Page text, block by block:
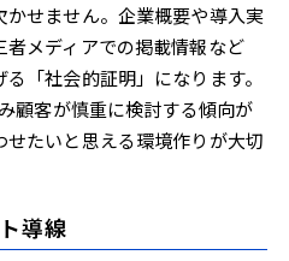
かせません。企業概要や導入実
メディアでの掲載情報など
「社会的証明」になります。
顧客が慎重に検討する傾向が
たいと思える環境作りが大切
導線